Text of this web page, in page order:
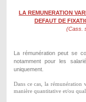
LA REMUNERATION
DEFAUT DE
(Cass.
La rémunération peut se
notamment pour les
uniquement.
Dans ce cas, la rémunération
manière quantitative et/ou